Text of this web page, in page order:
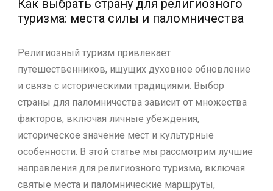
Как выбрать страну для религиозного
туризма: места силы и паломничества
Религиозный туризм привлекает
путешественников, ищущих духовное обновление
и связь с историческими традициями. Выбор
страны для паломничества зависит от множества
факторов, включая личные убеждения,
историческое значение мест и культурные
особенности. В этой статье мы рассмотрим лучшие
направления для религиозного туризма, включая
святые места и паломнические маршруты,